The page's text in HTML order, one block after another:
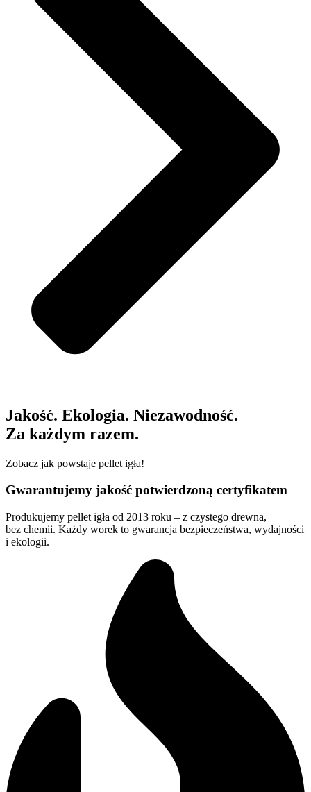
Jakość. Ekologia. Niezawodność.
Za każdym razem.
Zobacz jak powstaje pellet igła!
Gwarantujemy jakość potwierdzoną certyfikatem
Produkujemy pellet igła od 2013 roku – z czystego drewna,
bez chemii. Każdy worek to gwarancja bezpieczeństwa, wydajności
i ekologii.